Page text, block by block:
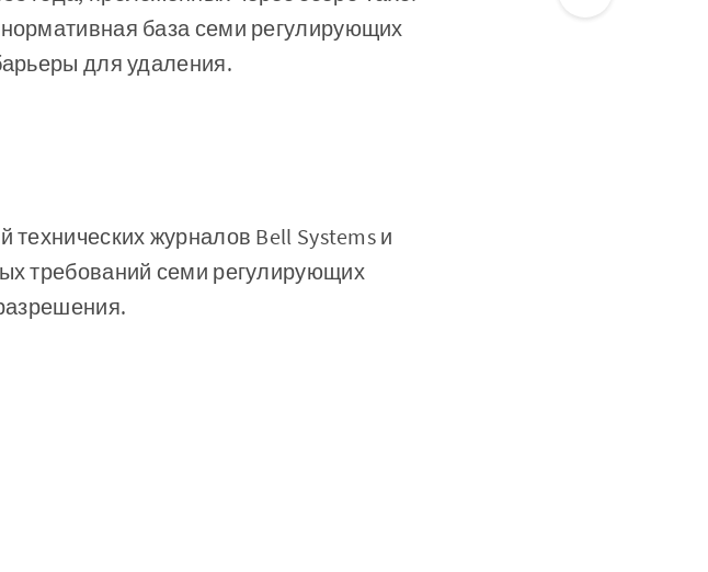
база семи регулирующих
для удаления.
журналов Bell Systems и
требований семи регулирующих